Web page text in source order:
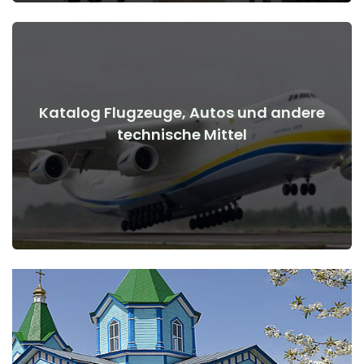
Katalog Flugzeuge, Autos und andere
technische Mittel
Flugzeuge, Autos, technische Mittel vor und nach
Kriegsbeginn
Details anzeigen